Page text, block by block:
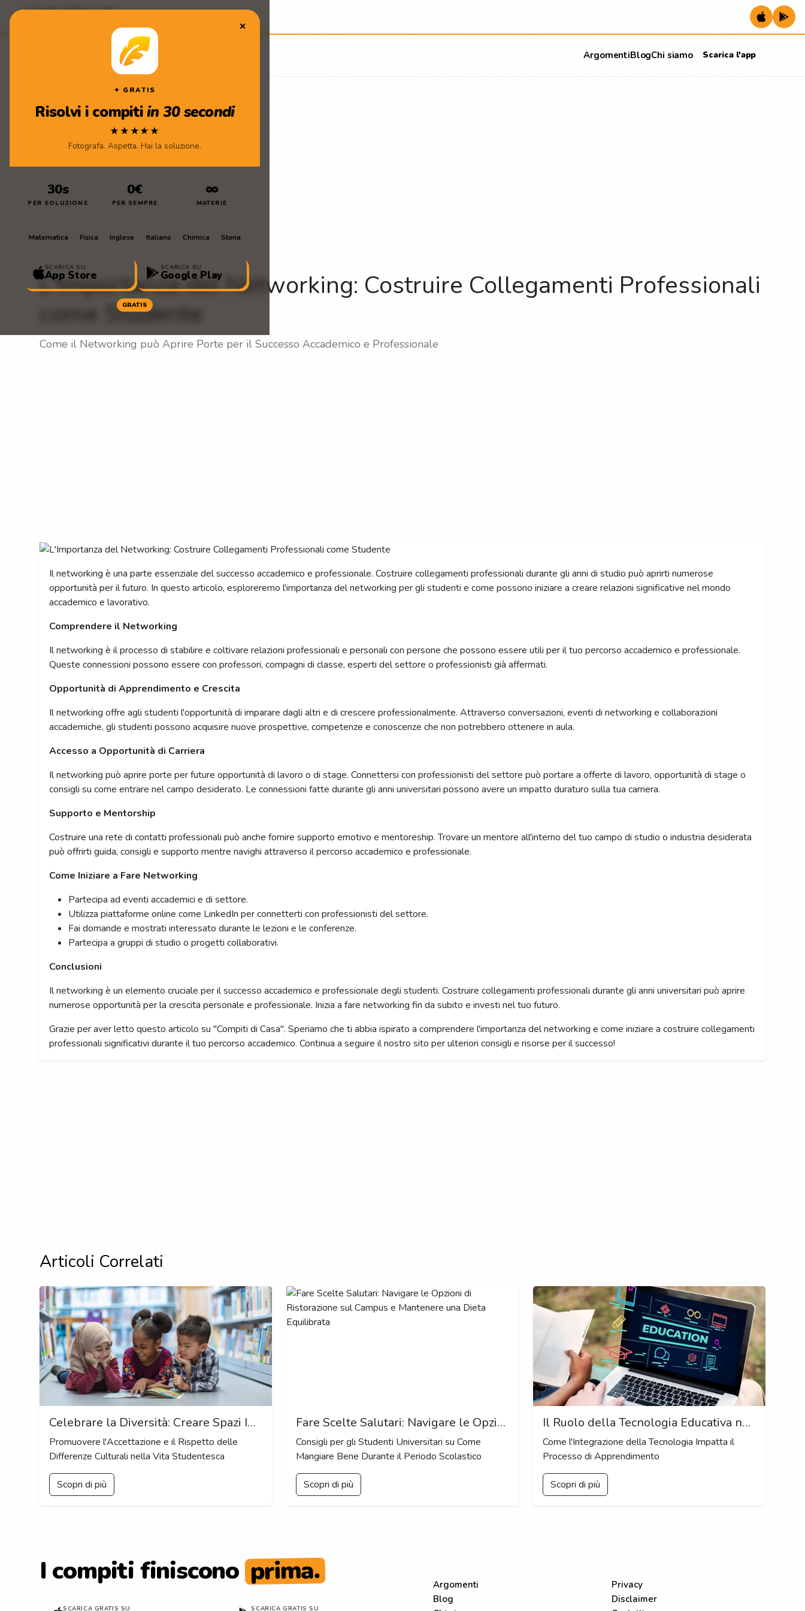
Compiti di Casa · App
✕
✦ GRATIS
Risolvi i compitiin 30 secondi
★★★★★
Fotografa. Aspetta. Hai la soluzione.
30s
PER SOLUZIONE
0€
PER SEMPRE
∞
MATERIE
Matematica Fisica Inglese Italiano Chimica Storia
SCARICA SU
App Store
SCARICA SU
Google Play
GRATIS
di Casa ArgomentiBlogChi siamo Scarica l'app
L'Importanza del Networking: Costruire Collegamenti Professionali
come Studente
Come il Networking può Aprire Porte per il Successo Accademico e Professionale
Il networking è una parte essenziale del successo accademico e professionale. Costruire collegamenti professionali durante gli anni di studio può aprirti numerose
opportunità per il futuro. In questo articolo, esploreremo l'importanza del networking per gli studenti e come possono iniziare a creare relazioni significative nel mondo
accademico e lavorativo.
Comprendere il Networking
Il networking è il processo di stabilire e coltivare relazioni professionali e personali con persone che possono essere utili per il tuo percorso accademico e professionale.
Queste connessioni possono essere con professori, compagni di classe, esperti del settore o professionisti già affermati.
Opportunità di Apprendimento e Crescita
Il networking offre agli studenti l'opportunità di imparare dagli altri e di crescere professionalmente. Attraverso conversazioni, eventi di networking e collaborazioni
accademiche, gli studenti possono acquisire nuove prospettive, competenze e conoscenze che non potrebbero ottenere in aula.
Accesso a Opportunità di Carriera
Il networking può aprire porte per future opportunità di lavoro o di stage. Connettersi con professionisti del settore può portare a offerte di lavoro, opportunità di stage o
consigli su come entrare nel campo desiderato. Le connessioni fatte durante gli anni universitari possono avere un impatto duraturo sulla tua carriera.
Supporto e Mentorship
Costruire una rete di contatti professionali può anche fornire supporto emotivo e mentoreship. Trovare un mentore all'interno del tuo campo di studio o industria desiderata
può offrirti guida, consigli e supporto mentre navighi attraverso il percorso accademico e professionale.
Come Iniziare a Fare Networking
Partecipa ad eventi accademici e di settore.
Utilizza piattaforme online come LinkedIn per connetterti con professionisti del settore.
Fai domande e mostrati interessato durante le lezioni e le conferenze.
Partecipa a gruppi di studio o progetti collaborativi.
Conclusioni
Il networking è un elemento cruciale per il successo accademico e professionale degli studenti. Costruire collegamenti professionali durante gli anni universitari può aprire
numerose opportunità per la crescita personale e professionale. Inizia a fare networking fin da subito e investi nel tuo futuro.
Grazie per aver letto questo articolo su "Compiti di Casa". Speriamo che ti abbia ispirato a comprendere l'importanza del networking e come iniziare a costruire collegamenti
professionali significativi durante il tuo percorso accademico. Continua a seguire il nostro sito per ulteriori consigli e risorse per il successo!
Articoli Correlati
Celebrare la Diversità: Creare Spazi Inclusivi per Studenti di Tutti i Background
Promuovere l'Accettazione e il Rispetto delle
Differenze Culturali nella Vita Studentesca
Scopri di più
Fare Scelte Salutari: Navigare le Opzioni di Ristorazione sul Campus e Mantenere una Dieta Equilibrata
Consigli per gli Studenti Universitari su Come
Mangiare Bene Durante il Periodo Scolastico
Scopri di più
Il Ruolo della Tecnologia Educativa nel Migliorare i Risultati dell'Apprendimento: Strumenti Innovativi per l'Educazione del Futuro
Come l'Integrazione della Tecnologia Impatta il
Processo di Apprendimento
Scopri di più
I compiti finisconoprima.
SCARICA GRATIS SU SCARICA GRATIS SU
Argomenti
Blog
Privacy
Disclaimer